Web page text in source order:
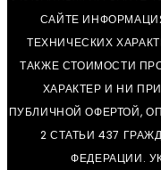
САЙТЕ
ТЕХНИЧЕСКИХ
ТАКЖЕ СТОИМОСТИ
ХАРАКТЕР И НИ
ПУБЛИЧНОЙ ОФЕРТОЙ,
2 СТАТЬИ 437
ФЕДЕРАЦИИ.